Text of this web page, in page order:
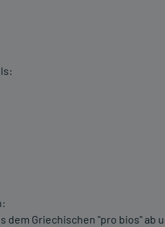
dem Griechischen "pro bios"